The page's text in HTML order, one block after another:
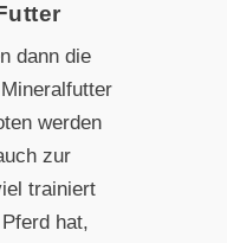
dann die
werden
zur
trainiert
hat,